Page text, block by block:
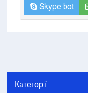
Skype bot
Категорії